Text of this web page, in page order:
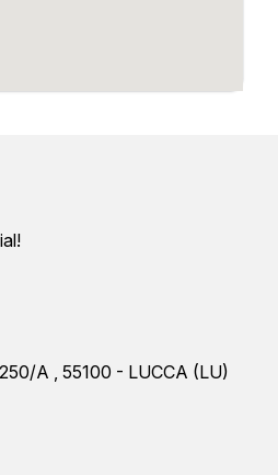
A , 55100 - LUCCA (LU)